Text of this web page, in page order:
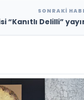
SONRAKI
“Kanıtlı Delilli”